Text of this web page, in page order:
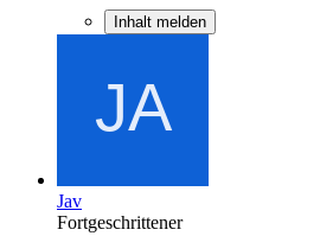
Inhalt melden
Jav
Fortgeschrittener